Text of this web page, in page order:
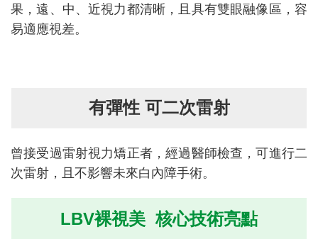
果，遠、中、近視力都清晰，且具有雙眼融像區，容
易適應視差。
有彈性 可二次雷射
曾接受過雷射視力矯正者，經過醫師檢查，可進行二
次雷射，且不影響未來白內障手術。
LBV裸視美 核心技術亮點